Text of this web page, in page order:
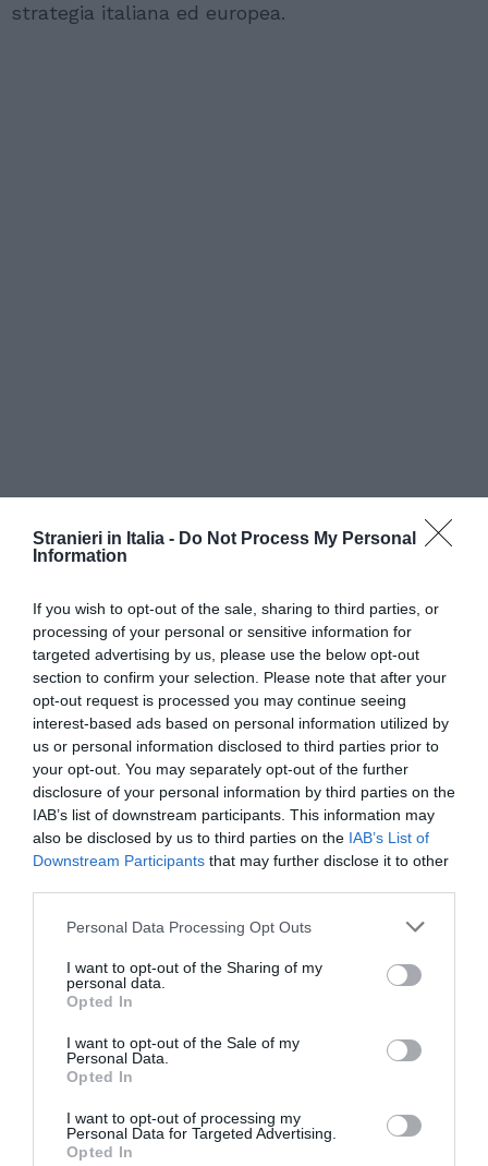
Stranieri in Italia - Do Not Process My Personal
Information
If you wish to opt-out of the sale, sharing to third parties, or
processing of your personal or sensitive information for
targeted advertising by us, please use the below opt-out
section to confirm your selection. Please note that after your
opt-out request is processed you may continue seeing
interest-based ads based on personal information utilized by
us or personal information disclosed to third parties prior to
your opt-out. You may separately opt-out of the further
disclosure of your personal information by third parties on the
IAB’s list of downstream participants. This information may
also be disclosed by us to third parties on the IAB’s List of
Downstream Participants that may further disclose it to other
Personal Data Processing Opt Outs
I want to opt-out of the Sharing of my
personal data.
Opted In
I want to opt-out of the Sale of my
Personal Data.
Opted In
I want to opt-out of processing my
Personal Data for Targeted Advertising.
Opted In
strategia italiana ed europea.
pende un mandato di arresto dell’Aja per crimini
contro l’umanità) è accusato di aver organizzato
lo scorso maggio retate di cittadini eritrei: 1300
sarebbero stati deportati in patria, dove chi parte
“illegalmente” viene punito con il carcere a vita e
dove, secondo le recenti conclusioni di
un’inchiesta dell’Onu, le violazioni dei diritti
umani sono sistematiche e diffuse. Agli eritrei
che arrivano in Europa viene quasi sempre
Le trattative tra Ue eNigersi sono concluse
invece lo scorso maggio: in cambio di 75 milioni,
respingendo chi arriva dal deserto della Nigeria, e
riammetterà quanti hanno transitato nel suo
territorio e sono arrivati in Europa. “Se attivato,
l’accordo porterà all’espulsione di massa di